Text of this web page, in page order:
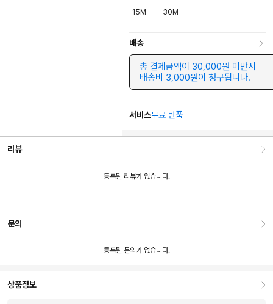
15M
30M
배송
총 결제금액이 30,000원 미만시
배송비 3,000원이 청구됩니다.
서비스무료 반품
리뷰
등록된 리뷰가 없습니다.
문의
등록된 문의가 없습니다.
상품정보